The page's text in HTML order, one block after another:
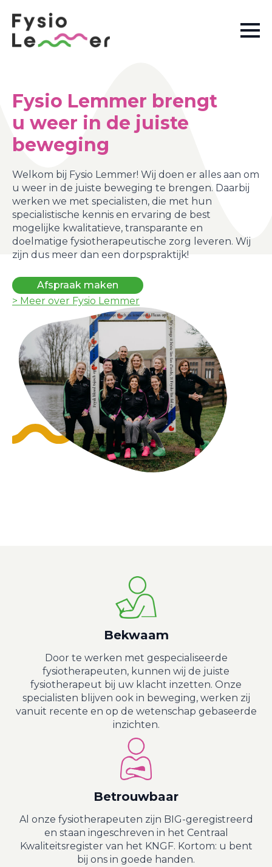
Fysio Lemmer brengt
u weer in de juiste
beweging
Welkom bij Fysio Lemmer! Wij doen er alles aan om
u weer in de juiste beweging te brengen. Daarbij
werken we met specialisten, die met hun
specialistische kennis en ervaring de best
mogelijke kwalitatieve, transparante en
doelmatige fysiotherapeutische zorg leveren. Wij
zijn dus meer dan een dorpspraktijk!
Afspraak maken
> Meer over Fysio Lemmer
Bekwaam
Door te werken met gespecialiseerde
fysiotherapeuten, kunnen wij de juiste
fysiotherapeut bij uw klacht inzetten. Onze
specialisten blijven ook in beweging, werken zij
vanuit recente en op de wetenschap gebaseerde
inzichten.
Betrouwbaar
Al onze fysiotherapeuten zijn BIG-geregistreerd
en staan ingeschreven in het Centraal
Kwaliteitsregister van het KNGF. Kortom: u bent
bij ons in goede handen.